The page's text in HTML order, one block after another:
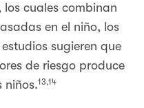
cuales combinan
en el niño, los
sugieren que
de riesgo produce
niños.13,14